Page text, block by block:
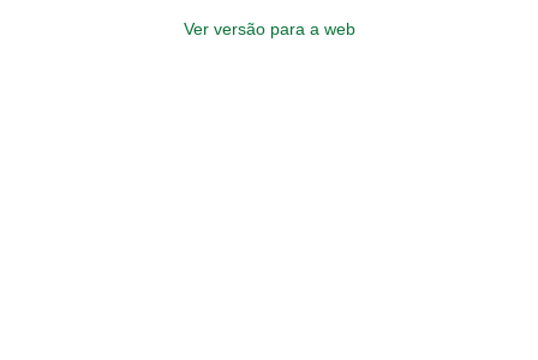
Ver versão para a web